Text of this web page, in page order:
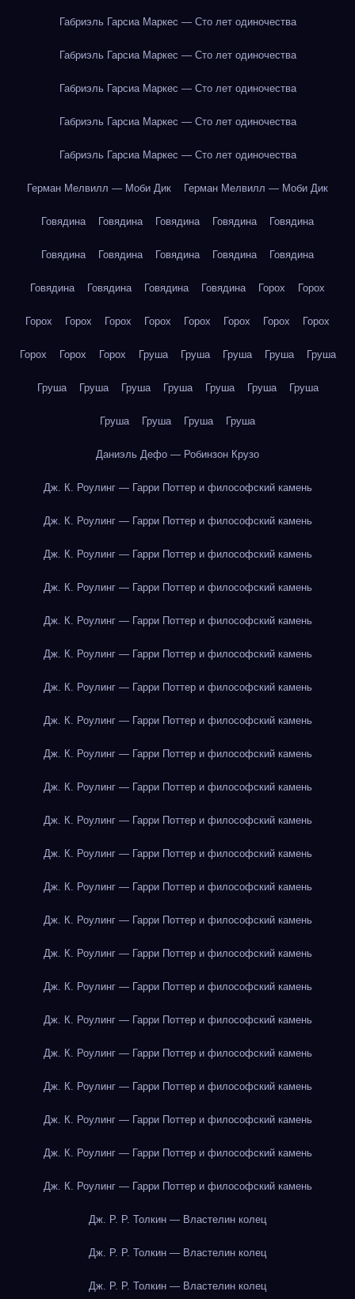
Габриэль Гарсиа Маркес — Сто лет одиночества
Габриэль Гарсиа Маркес — Сто лет одиночества
Габриэль Гарсиа Маркес — Сто лет одиночества
Габриэль Гарсиа Маркес — Сто лет одиночества
Габриэль Гарсиа Маркес — Сто лет одиночества
Герман Мелвилл — Моби Дик Герман Мелвилл — Моби Дик
Говядина Говядина Говядина Говядина Говядина
Говядина Говядина Говядина Говядина Говядина
Говядина Говядина Говядина Говядина Горох Горох
Горох Горох Горох Горох Горох Горох Горох Горох
Горох Горох Горох Груша Груша Груша Груша Груша
Груша Груша Груша Груша Груша Груша Груша
Груша Груша Груша Груша
Даниэль Дефо — Робинзон Крузо
Дж. К. Роулинг — Гарри Поттер и философский камень
Дж. К. Роулинг — Гарри Поттер и философский камень
Дж. К. Роулинг — Гарри Поттер и философский камень
Дж. К. Роулинг — Гарри Поттер и философский камень
Дж. К. Роулинг — Гарри Поттер и философский камень
Дж. К. Роулинг — Гарри Поттер и философский камень
Дж. К. Роулинг — Гарри Поттер и философский камень
Дж. К. Роулинг — Гарри Поттер и философский камень
Дж. К. Роулинг — Гарри Поттер и философский камень
Дж. К. Роулинг — Гарри Поттер и философский камень
Дж. К. Роулинг — Гарри Поттер и философский камень
Дж. К. Роулинг — Гарри Поттер и философский камень
Дж. К. Роулинг — Гарри Поттер и философский камень
Дж. К. Роулинг — Гарри Поттер и философский камень
Дж. К. Роулинг — Гарри Поттер и философский камень
Дж. К. Роулинг — Гарри Поттер и философский камень
Дж. К. Роулинг — Гарри Поттер и философский камень
Дж. К. Роулинг — Гарри Поттер и философский камень
Дж. К. Роулинг — Гарри Поттер и философский камень
Дж. К. Роулинг — Гарри Поттер и философский камень
Дж. К. Роулинг — Гарри Поттер и философский камень
Дж. К. Роулинг — Гарри Поттер и философский камень
Дж. Р. Р. Толкин — Властелин колец
Дж. Р. Р. Толкин — Властелин колец
Дж. Р. Р. Толкин — Властелин колец